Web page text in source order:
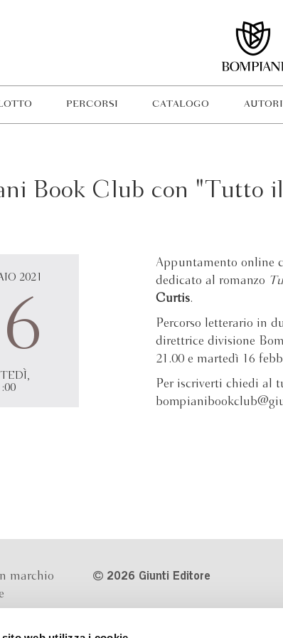
PERCORSI CATALOGO AUTORI
Book Club con "Tutto
2021
Appuntamento online
dedicato al romanzo
Curtis.
Percorso letterario in
direttrice divisione
21.00 e martedì 16
Per iscriverti chiedi al
marchio
2026 Giunti Editore